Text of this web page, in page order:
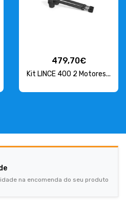
479,70€
Kit LINCE 400 2 Motores...
na encomenda do seu produto